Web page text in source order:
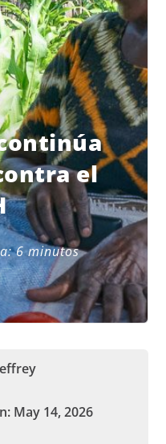
el
6 minutos
May 14, 2026